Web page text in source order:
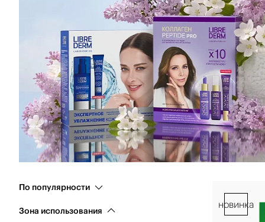
По популярности
Зона использования
новинка